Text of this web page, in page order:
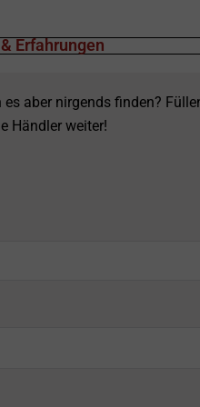
Erfahrungen
es aber nirgends finden?
Händler weiter!